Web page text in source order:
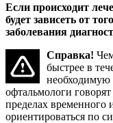
Если происходит
будет зависеть от
заболевания
Справка!
быстрее в
необходимую
офтальмологи
пределах временного
ориентироваться по